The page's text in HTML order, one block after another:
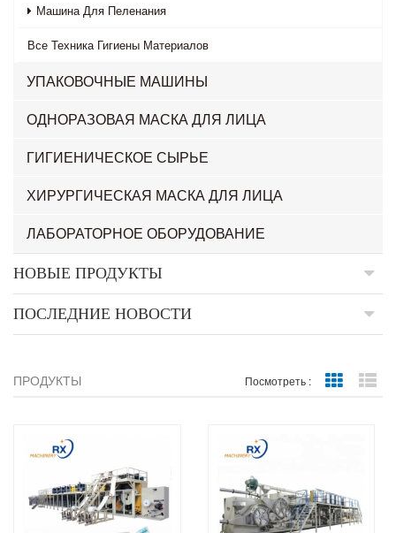
Машина Для Пеленания
Все Техника Гигиены Материалов
УПАКОВОЧНЫЕ МАШИНЫ
ОДНОРАЗОВАЯ МАСКА ДЛЯ ЛИЦА
ГИГИЕНИЧЕСКОЕ СЫРЬЕ
ХИРУРГИЧЕСКАЯ МАСКА ДЛЯ ЛИЦА
ЛАБОРАТОРНОЕ ОБОРУДОВАНИЕ
НОВЫЕ ПРОДУКТЫ
ПОСЛЕДНИЕ НОВОСТИ
ПРОДУКТЫ Посмотреть : Grid